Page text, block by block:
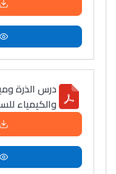
درس الذرة
والكيمياء